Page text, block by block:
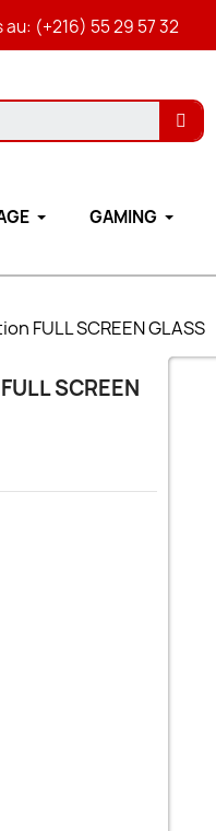
(+216) 55 29 57 32
GAMING
FULL SCREEN GLASS
SCREEN